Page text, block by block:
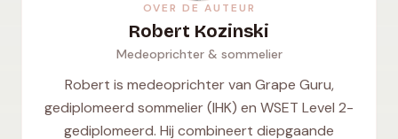
OVER DE AUTEUR
Robert Kozinski
Medeoprichter & sommelier
Robert is medeoprichter van Grape Guru,
gediplomeerd sommelier (IHK) en WSET Level 2-
gediplomeerd. Hij combineert diepgaande